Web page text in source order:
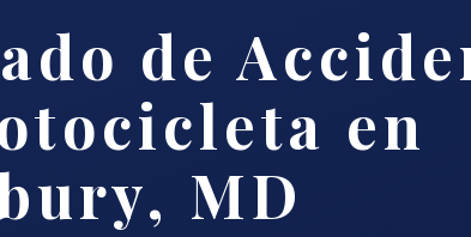
de
en
MD